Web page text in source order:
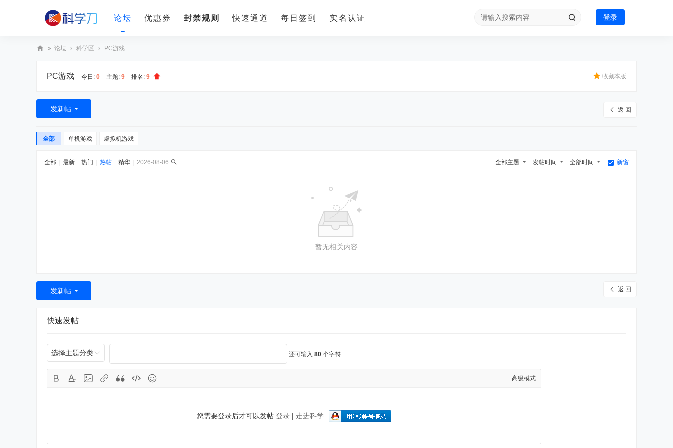
论坛 优惠券 封禁规则 快速通道 每日签到 实名认证 登录
» 论坛 › 科学区 › PC游戏
收藏本版
PC游戏 今日: 0 主题: 9 排名: 9
返 回
发新帖
全部 单机游戏 虚拟机游戏
新窗
全部时间
发帖时间
全部主题
全部 最新 热门 热帖 精华 2026-08-06
暂无相关内容
返 回
发新帖
快速发帖
选择主题分类 还可输入 80 个字符
高级模式
您需要登录后才可以发帖 登录 | 走进科学